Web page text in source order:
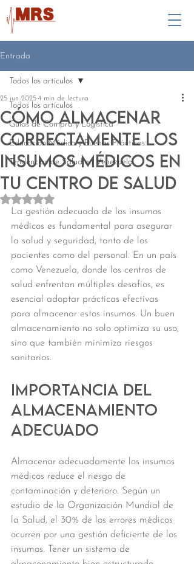
Entrada
Todos los artículos
Guías de Compra y Logística
Educación Médica y Buenas Prácticas
Tendencias de Salud en Venezuela
Todos los artículos
Cómo almacenar
correctamente los
insumos médicos en
tu centro de salud
25 jun 20254 min de lectura
Obtuvo NaN de 5 estrellas.
La gestión adecuada de los insumos
médicos es fundamental para asegurar
la salud y seguridad, tanto de los
pacientes como del personal. En un país
como Venezuela, donde los centros de
salud enfrentan múltiples desafíos, es
esencial adoptar prácticas efectivas
para almacenar estos insumos. Un buen
almacenamiento no solo optimiza su uso,
sino que también minimiza riesgos
sanitarios.
Importancia del
Almacenamiento
Adecuado
Almacenar adecuadamente los insumos
médicos reduce el riesgo de
contaminación y deterioro. Según un
estudio de la Organización Mundial de
la Salud, el 30% de los errores médicos
ocurren por una gestión deficiente de los
insumos. Tener un sistema de